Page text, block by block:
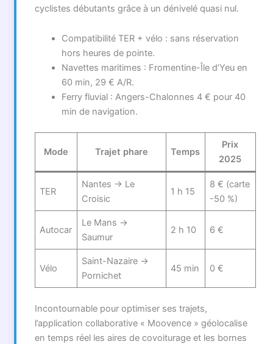
cyclistes débutants grâce à un dénivelé quasi nul.
Compatibilité TER + vélo : sans réservation
hors heures de pointe.
Navettes maritimes : Fromentine-Île d’Yeu en
60 min, 29 € A/R.
Ferry fluvial : Angers-Chalonnes 4 € pour 40
min de navigation.
Mode Trajet phare Temps
Prix
2025
TER
Nantes → Le
Croisic
1 h 15
8 € (carte
-50 %)
Autocar
Le Mans →
Saumur
2 h 10 6 €
Vélo
Saint-Nazaire →
Pornichet
45 min 0 €
Incontournable pour optimiser ses trajets,
l’application collaborative « Moovence » géolocalise
en temps réel les aires de covoiturage et les bornes